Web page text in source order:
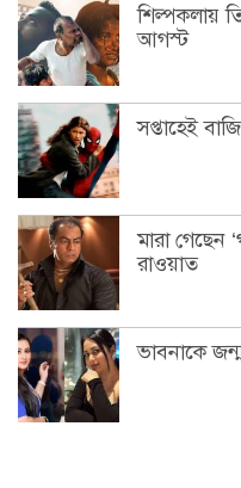
শিল্পকলায়
আগস্ট
সপ্তাহেই
মারা গেছেন
রাওয়াত
ভাবনাকে